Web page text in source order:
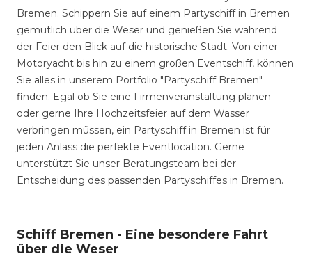
Bremen. Schippern Sie auf einem Partyschiff in Bremen
gemütlich über die Weser und genießen Sie während
der Feier den Blick auf die historische Stadt. Von einer
Motoryacht bis hin zu einem großen Eventschiff, können
Sie alles in unserem Portfolio "Partyschiff Bremen"
finden. Egal ob Sie eine Firmenveranstaltung planen
oder gerne Ihre Hochzeitsfeier auf dem Wasser
verbringen müssen, ein Partyschiff in Bremen ist für
jeden Anlass die perfekte Eventlocation. Gerne
unterstützt Sie unser Beratungsteam bei der
Entscheidung des passenden Partyschiffes in Bremen.
Schiff Bremen - Eine besondere Fahrt
über die Weser